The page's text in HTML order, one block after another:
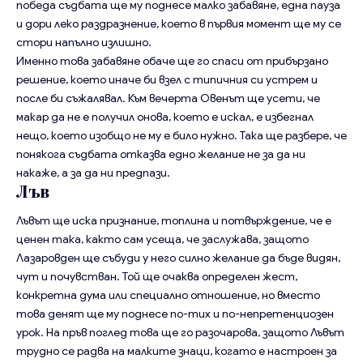
победа съдбата ще му поднесе малко забавяне, една пауза
и дори леко раздразнение, което в първия момент ще му се
стори напълно излишно.
Именно това забавяне обаче ще го спаси от прибързано
решение, което иначе би взел с типичния си устрем и
после би съжалявал. Към вечерта Овенът ще усети, че
макар да не е получил онова, което е искал, е избегнал
нещо, което изобщо не му е било нужно. Така ще разбере, че
понякога съдбата отказва едно желание не за да ни
накаже, а за да ни предпази.
Лъв
Лъвът ще иска признание, топлина и потвърждение, че е
ценен така, както сам усеща, че заслужава, защото
Лазаровден ще събуди у него силно желание да бъде видян,
чут и почувстван. Той ще очаква определен жест,
конкретна дума или специално отношение, но вместо
това денят ще му поднесе по-тих и по-непретенциозен
урок. На пръв поглед това ще го разочарова, защото Лъвът
трудно се радва на малките знаци, когато е настроен за